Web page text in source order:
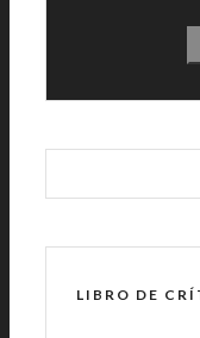
LIBRO DE